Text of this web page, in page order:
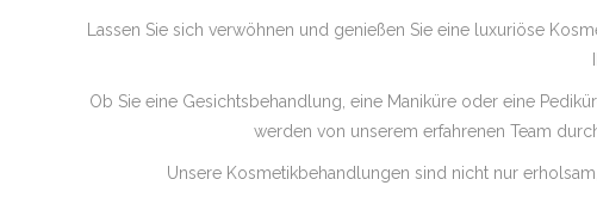
Lassen Sie sich verwöhnen und genießen Sie eine luxuriöse
Ob Sie eine Gesichtsbehandlung, eine Maniküre oder eine
werden von unserem erfahrenen Team
Unsere Kosmetikbehandlungen sind nicht nur